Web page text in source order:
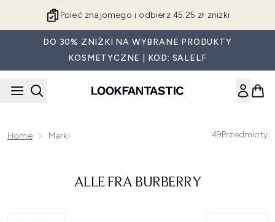
Poleć znajomego i odbierz 45.25 zł zniżki
DO 30% ZNIŻKI NA WYBRANE PRODUKTY
KOSMETYCZNE | KOD: SALELF
Home Marki 49Przedmioty
ALLE FRA BURBERRY